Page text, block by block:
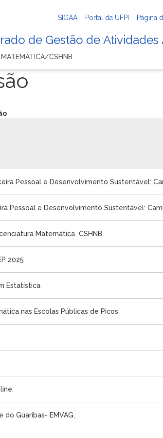
SIGAA Portal da UFPI Página
de Gestão de Atividades
CSHNB
Pessoal e Desenvolvimento Sustentável:
Pessoal e Desenvolvimento Sustentável:
Matemática  CSHNB
2025
Estatística
nas Escolas Públicas de Picos
do Guaribas- EMVAG,